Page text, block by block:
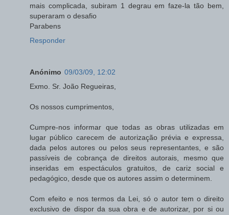
mais complicada, subiram 1 degrau em faze-la tão bem,
superaram o desafio
Parabens
Responder
Anónimo 09/03/09, 12:02
Exmo. Sr. João Regueiras,
Os nossos cumprimentos,
Cumpre-nos informar que todas as obras utilizadas em
lugar público carecem de autorização prévia e expressa,
dada pelos autores ou pelos seus representantes, e são
passíveis de cobrança de direitos autorais, mesmo que
inseridas em espectáculos gratuitos, de cariz social e
pedagógico, desde que os autores assim o determinem.
Com efeito e nos termos da Lei, só o autor tem o direito
exclusivo de dispor da sua obra e de autorizar, por si ou